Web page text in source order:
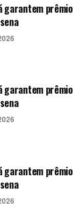
garantem prêmio
garantem prêmio
garantem prêmio